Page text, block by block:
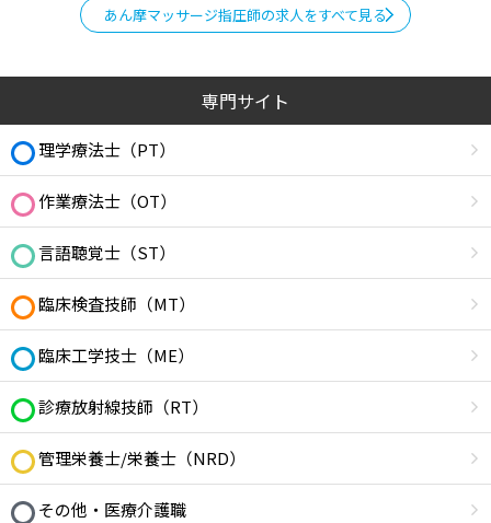
あん摩マッサージ指圧師の求人をすべて見る
専門サイト
理学療法士（PT）
作業療法士（OT）
言語聴覚士（ST）
臨床検査技師（MT）
臨床工学技士（ME）
診療放射線技師（RT）
管理栄養士/栄養士（NRD）
その他・医療介護職